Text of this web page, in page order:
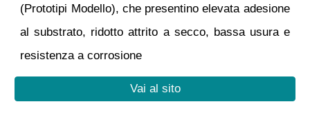
(Prototipi Modello), che presentino elevata adesione
al substrato, ridotto attrito a secco, bassa usura e
resistenza a corrosione
Vai al sito